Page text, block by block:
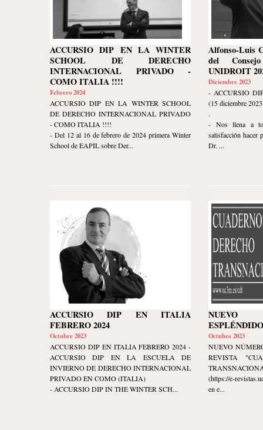
ACCURSIO DIP EN LA WINTER
SCHOOL DE DERECHO
INTERNACIONAL PRIVADO -
COMO ITALIA !!!!
Febrero 2024
ACCURSIO DIP EN LA WINTER SCHOOL
DE DERECHO INTERNACIONAL PRIVADO
- COMO ITALIA !!!!
- Del 12 al 16 de febrero de 2024 primera Winter
School de EAPIL sobre Der...
Alfonso-Luis
del
UNIDROIT
Diciembre 2023
- ACCURSIO
(15 diciembre
.
- Nos llena a
satisfacción
Dr. ...
ACCURSIO DIP EN ITALIA
FEBRERO 2024
Octubre 2023
ACCURSIO DIP EN ITALIA FEBRERO 2024 -
ACCURSIO DIP EN LA ESCUELA DE
INVIERNO DE DERECHO INTERNACIONAL
PRIVADO EN COMO (ITALIA)
- ACCURSIO DIP IN THE WINTER SCH...
Octubre 2023
NUEVO
REVISTA
(https://e-
en e...